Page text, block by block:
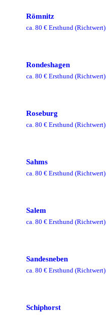
Römnitz
ca. 80 € Ersthund (Richtwert)
Rondeshagen
ca. 80 € Ersthund (Richtwert)
Roseburg
ca. 80 € Ersthund (Richtwert)
Sahms
ca. 80 € Ersthund (Richtwert)
Salem
ca. 80 € Ersthund (Richtwert)
Sandesneben
ca. 80 € Ersthund (Richtwert)
Schiphorst